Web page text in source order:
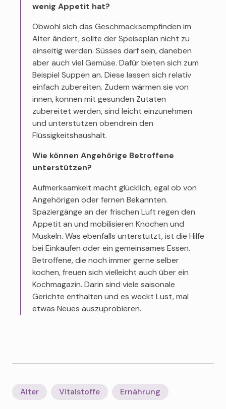
wenig Appetit hat?
Obwohl sich das Geschmacksempfinden im
Alter ändert, sollte der Speiseplan nicht zu
einseitig werden. Süsses darf sein, daneben
aber auch viel Gemüse. Dafür bieten sich zum
Beispiel Suppen an. Diese lassen sich relativ
einfach zubereiten. Zudem wärmen sie von
innen, können mit gesunden Zutaten
zubereitet werden, sind leicht einzunehmen
und unterstützen obendrein den
Flüssigkeitshaushalt.
Wie können Angehörige Betroffene
unterstützen?
Aufmerksamkeit macht glücklich, egal ob von
Angehörigen oder fernen Bekannten.
Spaziergänge an der frischen Luft regen den
Appetit an und mobilisieren Knochen und
Muskeln. Was ebenfalls unterstützt, ist die Hilfe
bei Einkäufen oder ein gemeinsames Essen.
Betroffene, die noch immer gerne selber
kochen, freuen sich vielleicht auch über ein
Kochmagazin. Darin sind viele saisonale
Gerichte enthalten und es weckt Lust, mal
etwas Neues auszuprobieren.
Alter Vitalstoffe Ernährung